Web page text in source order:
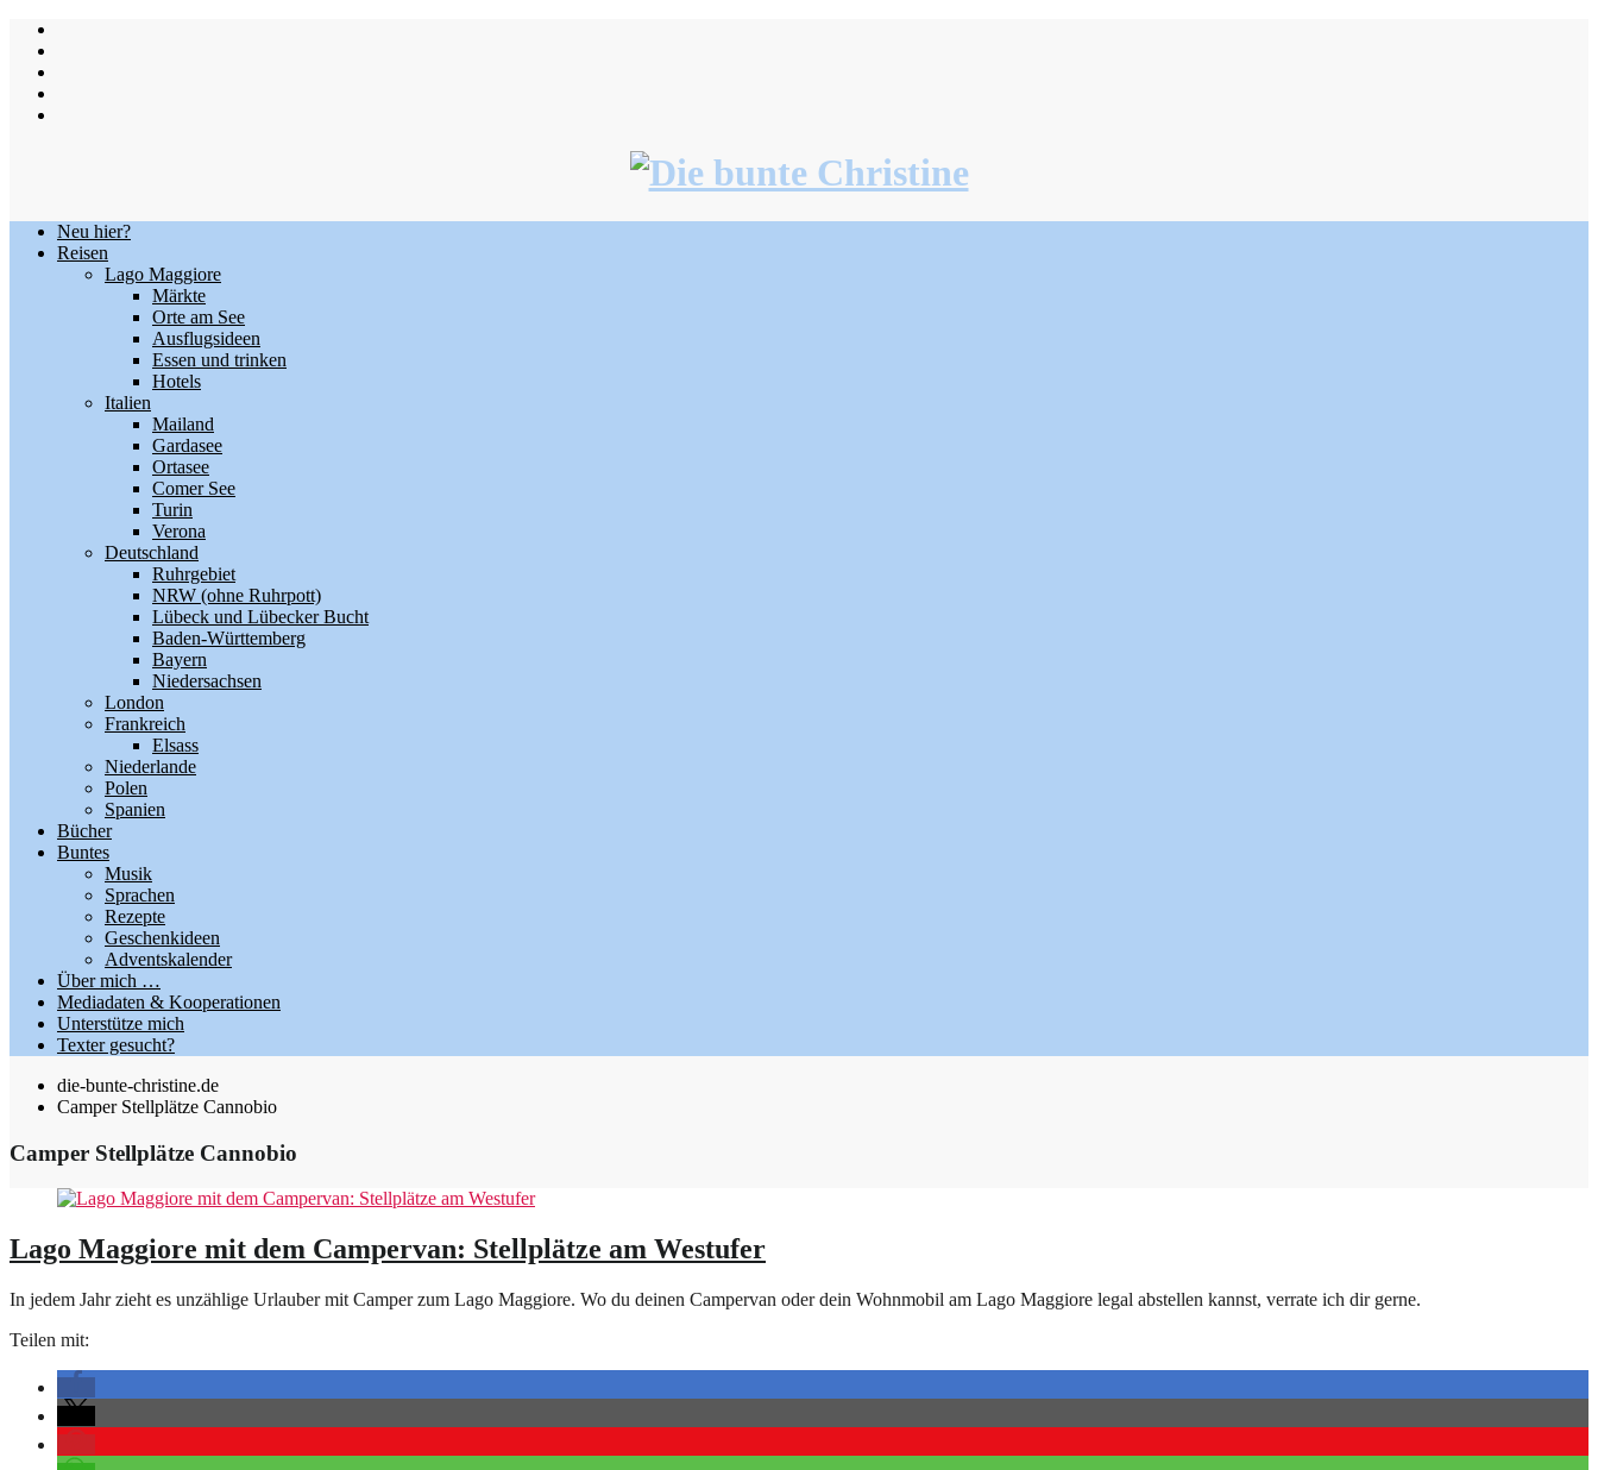
Skip
content
Neu hier?
Reisen
Lago Maggiore
Märkte
Orte am See
Ausflugsideen
Essen und trinken
Hotels
Italien
Mailand
Gardasee
Ortasee
Comer See
Turin
Verona
Deutschland
Ruhrgebiet
NRW (ohne Ruhrpott)
Lübeck und Lübecker Bucht
Baden-Württemberg
Bayern
Niedersachsen
London
Frankreich
Elsass
Niederlande
Polen
Spanien
Bücher
Buntes
Musik
Sprachen
Rezepte
Geschenkideen
Adventskalender
Über mich …
Mediadaten & Kooperationen
Unterstütze mich
Texter gesucht?
die-bunte-christine.de
Camper Stellplätze Cannobio
Camper Stellplätze Cannobio
Lago Maggiore mit dem Campervan: Stellplätze am Westufer
In jedem Jahr zieht es unzählige Urlauber mit Camper zum Lago Maggiore. Wo du deinen Campervan oder dein Wohnmobil am Lago Maggiore legal abstellen kannst, verrate ich dir gerne.
Teilen mit: